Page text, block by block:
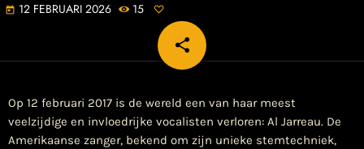
today 12 FEBRUARI 2026 15
share
email
Op 12 februari 2017 is de wereld een van haar meest
veelzijdige en invloedrijke vocalisten verloren: Al Jarreau. De
Amerikaanse zanger, bekend om zijn unieke stemtechniek,